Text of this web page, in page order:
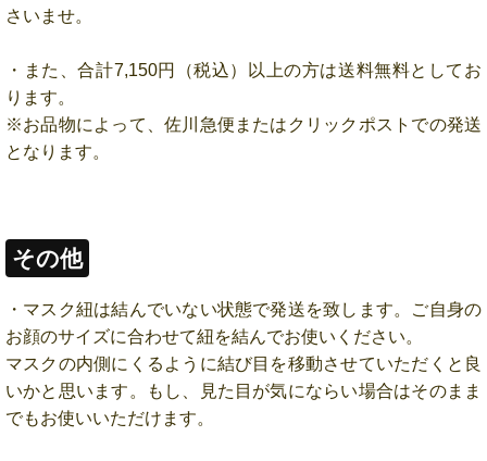
さいませ。
・また、合計7,150円（税込）以上の方は送料無料としてお
ります。
※お品物によって、佐川急便またはクリックポストでの発送
となります。
その他
・マスク紐は結んでいない状態で発送を致します。ご自身の
お顔のサイズに合わせて紐を結んでお使いください。
マスクの内側にくるように結び目を移動させていただくと良
いかと思います。もし、見た目が気にならい場合はそのまま
でもお使いいただけます。